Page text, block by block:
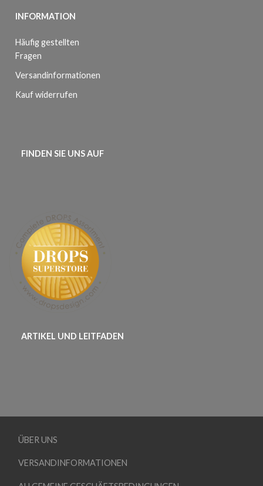
INFORMATION
Häufig gestellten
Fragen
Versandinformationen
Kauf widerrufen
FINDEN SIE UNS AUF
ARTIKEL UND LEITFADEN
ÜBER UNS
VERSANDINFORMATIONEN